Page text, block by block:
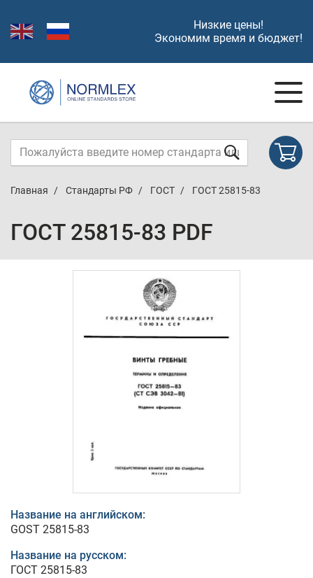
Низкие цены!
Экономим время и бюджет!
Главная Стандарты РФ ГОСТ ГОСТ 25815-83
ГОСТ 25815-83 PDF
Название на английском:
GOST 25815-83
Название на русском:
ГОСТ 25815-83